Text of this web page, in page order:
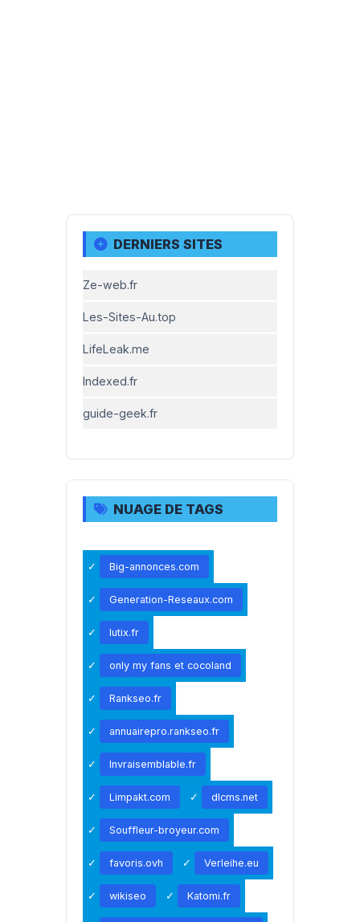
DERNIERS SITES
Ze-web.fr
Les-Sites-Au.top
LifeLeak.me
Indexed.fr
guide-geek.fr
NUAGE DE TAGS
Big-annonces.com
Generation-Reseaux.com
lutix.fr
only my fans et cocoland
Rankseo.fr
annuairepro.rankseo.fr
Invraisemblable.fr
Limpakt.com dlcms.net
Souffleur-broyeur.com
favoris.ovh Verleihe.eu
wikiseo Katomi.fr